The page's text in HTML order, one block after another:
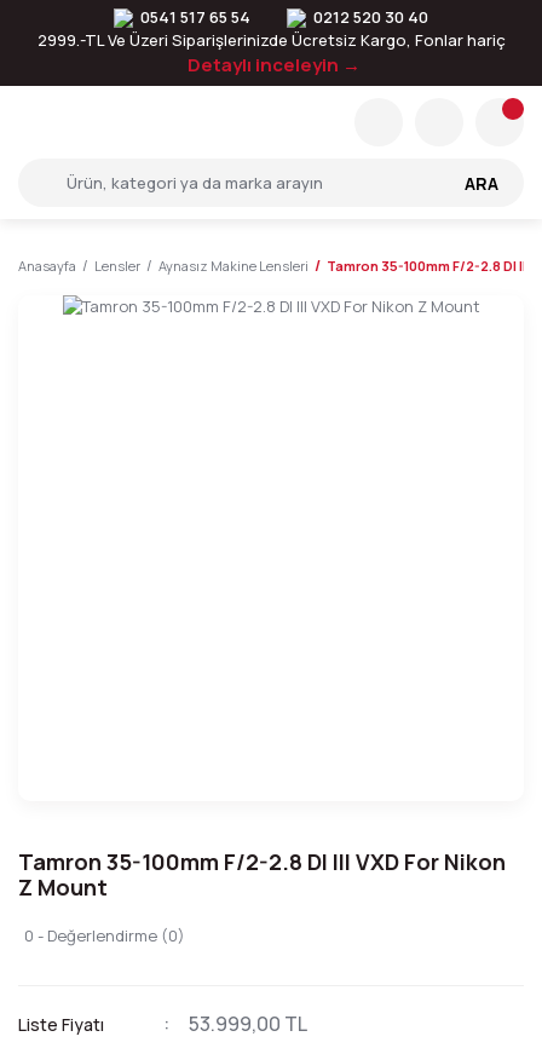
0541 517 65 54
0212 520 30 40
2999.-TL Ve Üzeri Siparişlerinizde Ücretsiz Kargo, Fonlar hariç
Detaylı inceleyin →
ARA
Anasayfa Lensler Aynasız Makine Lensleri Tamron 35-100mm F/2-2.8 DI III
Tamron 35-100mm F/2-2.8 DI III VXD For Nikon
Z Mount
0 - Değerlendirme (0)
Liste Fiyatı 53.999,00 TL